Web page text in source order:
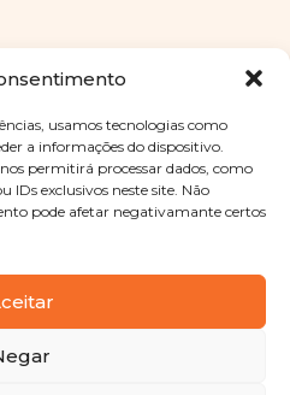
usamos tecnologias como
a informações do dispositivo.
permitirá processar dados, como
exclusivos neste site. Não
pode afetar negativamante certos
Clara
. Todos os direitos
|Termos e condições
Agency